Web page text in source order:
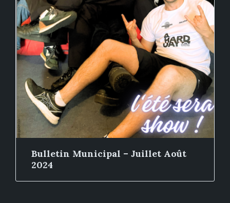
Bulletin Municipal – Juillet Août
2024